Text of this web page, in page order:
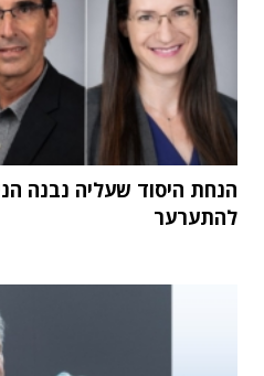
הנחת היסוד שעליה נבנה
להתערער